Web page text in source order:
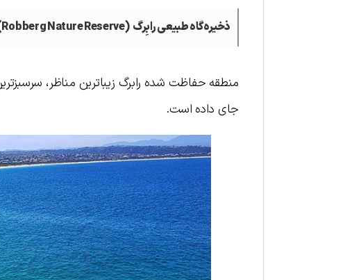
ذخیره‌گاه طبیعی رابِرگ (Robberg Nature Reserve)
منطقه حفاظت شده رابرگ زیباترین مناظر،
جای داده است.